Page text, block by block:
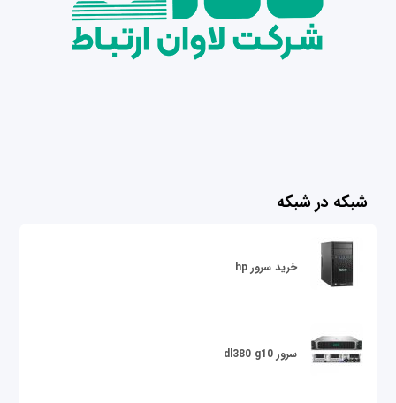
شبکه در شبکه
خرید سرور hp
سرور dl380 g10